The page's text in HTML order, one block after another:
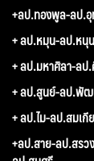
+ลป.ทองพูล-ลป.
+ ลป.หมุน-ลป.หนุ
+ ลป.มหาศิลา-ล
+ ลป.สูนย์-ลป.พั
+ ลป.ไม-ลป.สมเ
+ลป.สาย-ลป.สรว